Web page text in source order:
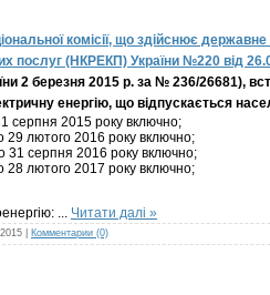
комісії, що здійснює
послуг (НКРЕКП) України №220 від
2 березня 2015 р. за № 236/26681),
енергію, що відпускається
серпня 2015 року включно;
29 лютого 2016 року включно;
31 серпня 2016 року включно;
28 лютого 2017 року включно;
... Читати далі »
Комментарии (0)